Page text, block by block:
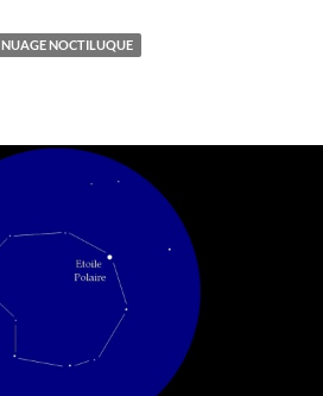
NUAGE NOCTILUQUE